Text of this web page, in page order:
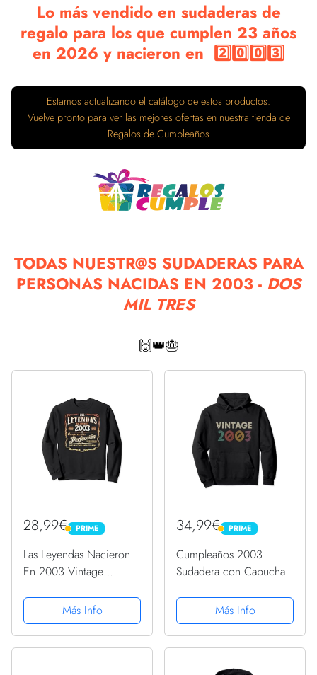
Lo más vendido en sudaderas de
regalo para los que cumplen 23 años
en 2026 y nacieron en 2️⃣0️⃣0️⃣3️⃣
Estamos actualizando el catálogo de estos productos.
Vuelve pronto para ver las mejores ofertas en nuestra tienda de
Regalos de Cumpleaños
TODAS NUESTR@S SUDADERAS PARA
PERSONAS NACIDAS EN 2003 - DOS
MIL TRES
🙌👑🎂
28,99€ PRIME
PRIME
Las Leyendas Nacieron
En 2003 Vintage
SudaderaMás Info
34,99€ PRIME
PRIME
Cumpleaños 2003
Sudadera con Capucha
Más Info